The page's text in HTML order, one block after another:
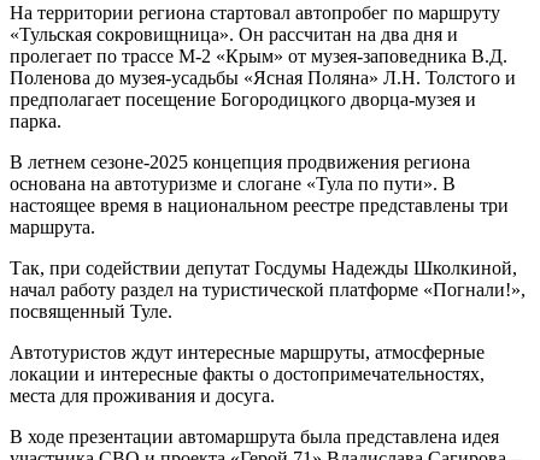
На территории региона стартовал автопробег по маршруту
«Тульская сокровищница». Он рассчитан на два дня и
пролегает по трассе М-2 «Крым» от музея-заповедника В.Д.
Поленова до музея-усадьбы «Ясная Поляна» Л.Н. Толстого и
предполагает посещение Богородицкого дворца-музея и
парка.
В летнем сезоне-2025 концепция продвижения региона
основана на автотуризме и слогане «Тула по пути». В
настоящее время в национальном реестре представлены три
маршрута.
Так, при содействии депутат Госдумы Надежды Школкиной,
начал работу раздел на туристической платформе «Погнали!»,
посвященный Туле.
Автотуристов ждут интересные маршруты, атмосферные
локации и интересные факты о достопримечательностях,
места для проживания и досуга.
В ходе презентации автомаршрута была представлена идея